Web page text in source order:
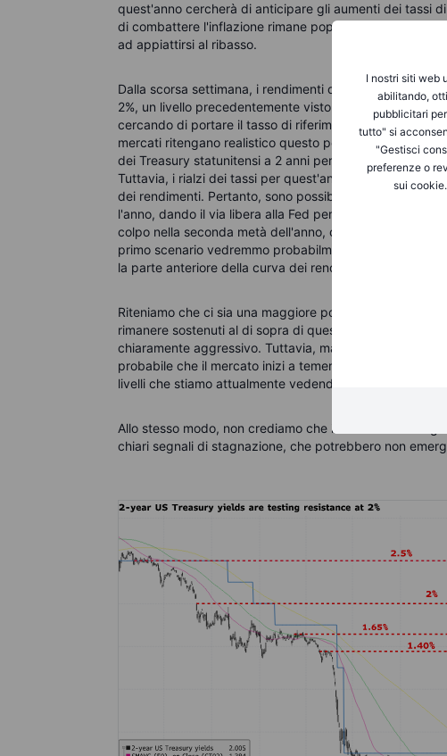
I nostri siti web
abilitando,
pubblicitari
tutto" si
"Gestisci
preferenze o
sui
quest'anno cercherà di anticipare gli aumenti dei tassi
di combattere l'inflazione rimane popolare. Pertanto, è
ad appiattirsi al ribasso.
Dalla scorsa settimana, i rendimenti dei Treasury
2%, un livello precedentemente visto a maggio 2019,
cercando di portare il tasso di riferimento al 2% entro
mercati ritengano realistico questo percorso di
dei Treasury statunitensi a 2 anni per iniziare a valutare
Tuttavia, i rialzi dei tassi per quest'anno sono già stati
dei rendimenti. Pertanto, sono possibili due scenari: o
l'anno, dando il via libera alla Fed per aumentare i tassi
colpo nella seconda metà dell'anno, costringendo il
primo scenario vedremmo probabilmente i rendimenti a
la parte anteriore della curva dei rendimenti rimarrebbe
Riteniamo che ci sia una maggiore possibilità di vedere
rimanere sostenuti al di sopra di questo livello fino
chiaramente aggressivo. Tuttavia, man mano che le
probabile che il mercato inizi a temere una recessione.
livelli che stiamo attualmente vedendo.
Allo stesso modo, non crediamo che i rendimenti a
chiari segnali di stagnazione, che potrebbero non